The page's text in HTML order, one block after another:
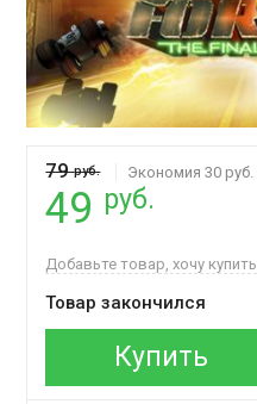
79руб. Экономия 30 руб.
49 руб.
Добавьте товар, хочу купить
Товар закончился
Купить